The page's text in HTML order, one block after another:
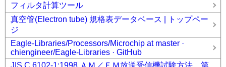
フィルタ計算ツール
真空管(Electron tube) 規格表データベース | トップペー
ジ
Eagle-Libraries/Processors/Microchip at master ·
chiengineer/Eagle-Libraries · GitHub
JIS C 6102-1:1998 ＡＭ／ＦＭ放送受信機試験方法 第